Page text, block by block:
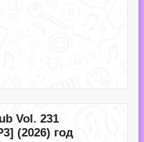
Vol. 231
(2026) год